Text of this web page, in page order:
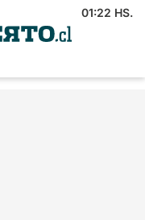
01:22 HS.